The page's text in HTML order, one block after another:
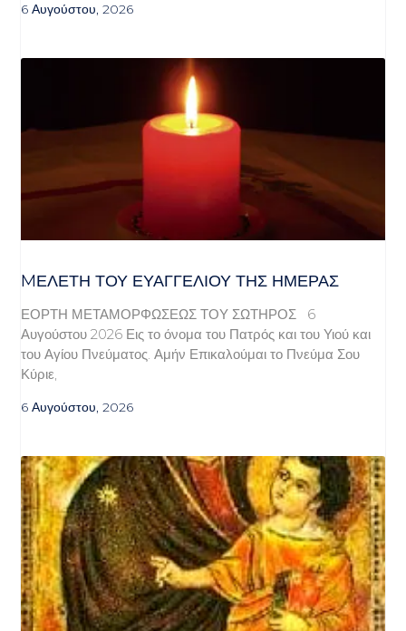
6 Αυγούστου, 2026
MΕΛΈΤΗ ΤΟΥ ΕΥΑΓΓΕΛΊΟΥ ΤΗΣ ΗΜΈΡΑΣ
ΕΟΡΤΗ ΜΕΤΑΜΟΡΦΩΣΕΩΣ ΤΟΥ ΣΩΤΗΡΟΣ 6
Αυγούστου 2026 Εις το όνομα του Πατρός και του Υιού και
του Αγίου Πνεύματος. Αμήν Επικαλούμαι το Πνεύμα Σου
Κύριε,
6 Αυγούστου, 2026